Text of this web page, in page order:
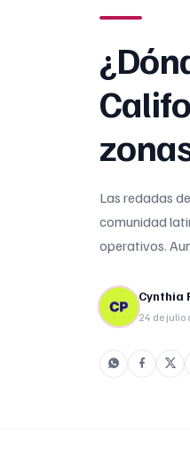
Las redadas
comunidad
operativos.
detenido y se
Cynthia
24 de julio